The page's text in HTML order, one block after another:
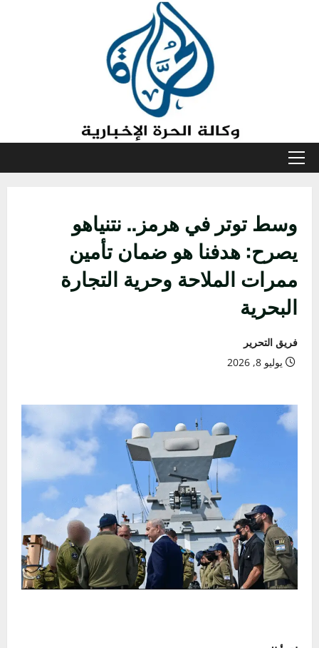
القائمة
وسط توتر في هرمز.. نتنياهو
يصرح: هدفنا هو ضمان تأمين
ممرات الملاحة وحرية التجارة
البحرية
فريق التحرير
يوليو 8, 2026